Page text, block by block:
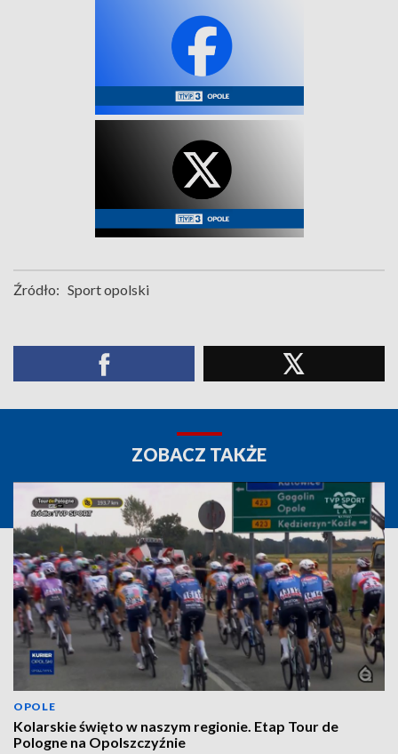
Źródło: Sport opolski
ZOBACZ TAKŻE
OPOLE
Kolarskie święto w naszym regionie. Etap Tour de
Pologne na Opolszczyźnie